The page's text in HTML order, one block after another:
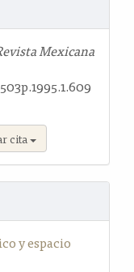
Mexicana
cita
y espacio